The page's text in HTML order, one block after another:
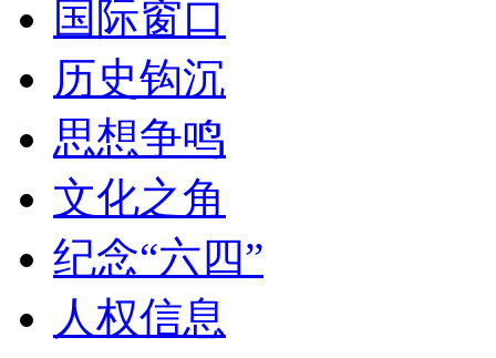
国际窗口
历史钩沉
思想争鸣
文化之角
纪念“六四”
人权信息